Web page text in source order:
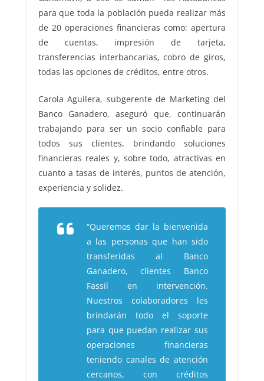
para que toda la población pueda realizar más
de 20 operaciones financieras como: apertura
de cuentas, impresión de tarjeta,
transferencias interbancarias, cobro de giros,
todas las opciones de créditos, entre otros.
Carola Aguilera, subgerente de Marketing del
Banco Ganadero, aseguró que, continuarán
trabajando para ser un socio confiable para
todos sus clientes, brindando soluciones
financieras reales y, sobre todo, atractivas en
cuanto a tasas de interés, puntos de atención,
experiencia y solidez.
“Queremos dar la bienvenida
a las personas que han sido
transferidas al Banco
Ganadero, clientes Banco
Fassil en intervención.
Nuestros colaboradores les
brindarán todo el soporte
para que puedan realizar sus
operaciones financieras
teniendo canales de atención
cercanos, con créditos